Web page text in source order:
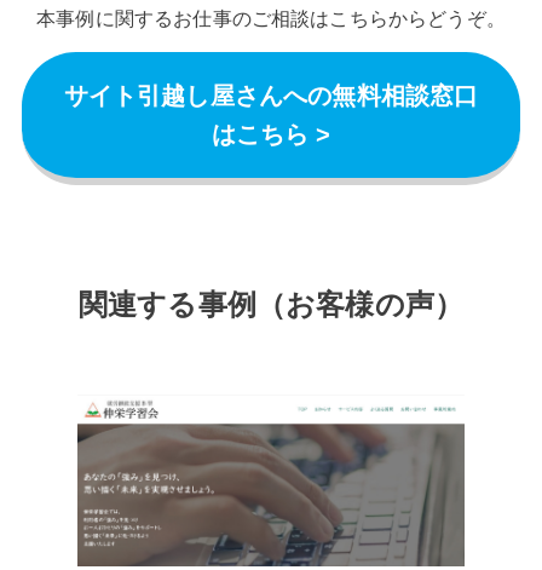
本事例に関するお仕事のご相談はこちらからどうぞ。
サイト引越し屋さんへの無料相談窓口
はこちら >
関連する事例（お客様の声）